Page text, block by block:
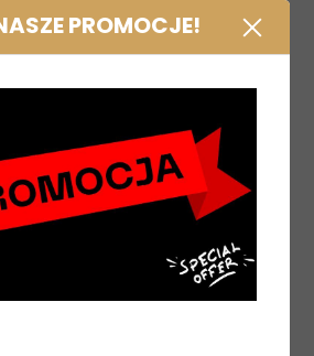
PROMOCJE!